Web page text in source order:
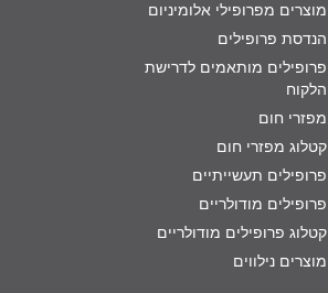
מוצרים מפרופילי אלומיניום
הנדסת פרופילים
פרופילים מותאמים לדרישת
הלקוח
מפזרי חום
קטלוג מפזרי חום
פרופילים תעשייתיים
פרופילים מודולריים
קטלוג פרופילים מודולריים
מוצרים נילווים